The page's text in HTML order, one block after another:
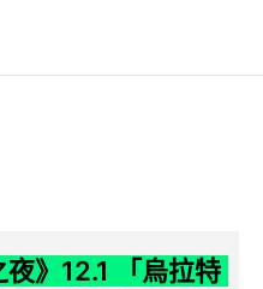
夜》12.1 「烏拉特